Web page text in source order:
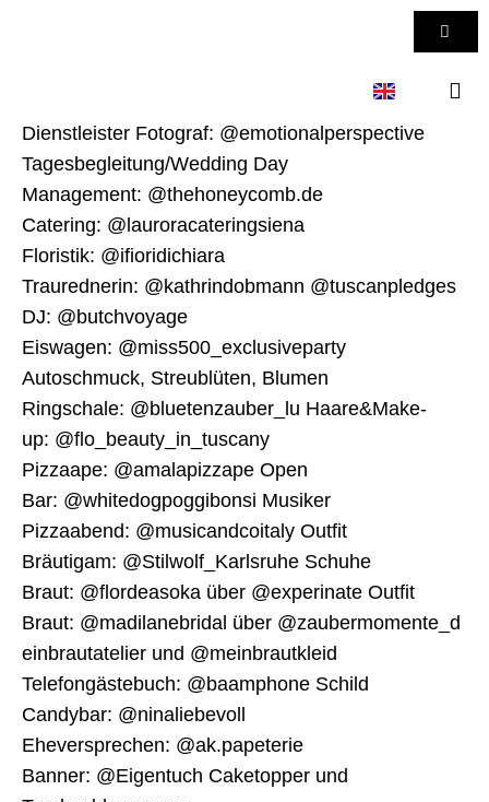
Dienstleister Fotograf: @emotionalperspective
Tagesbegleitung/Wedding Day
Management: @thehoneycomb.de
Catering: @lauroracateringsiena
Floristik: @ifioridichiara
Traurednerin: @kathrindobmann @tuscanpledges
DJ: @butchvoyage
Eiswagen: @miss500_exclusiveparty
Autoschmuck, Streublüten, Blumen
Ringschale: @bluetenzauber_lu Haare&Make-
up: @flo_beauty_in_tuscany
Pizzaape: @amalapizzape Open
Bar: @whitedogpoggibonsi Musiker
Pizzaabend: @musicandcoitaly Outfit
Bräutigam: @Stilwolf_Karlsruhe Schuhe
Braut: @flordeasoka über @experinate Outfit
Braut: @madilanebridal über @zaubermomente_d
einbrautatelier und @meinbrautkleid
Telefongästebuch: @baamphone Schild
Candybar: @ninaliebevoll
Eheversprechen: @ak.papeterie
Banner: @Eigentuch Caketopper und